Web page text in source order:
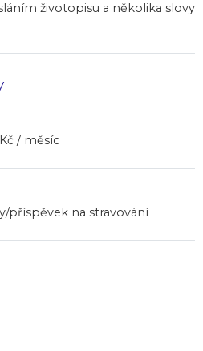
životopisu a několika slovy
/ měsíc
příspěvek na stravování